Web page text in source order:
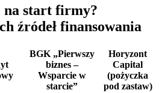
na start firmy?
źródeł finansowania
BGK „Pierwszy
biznes –
Wsparcie w
starcie”
Horyzont
Capital
(pożyczka
pod zastaw)